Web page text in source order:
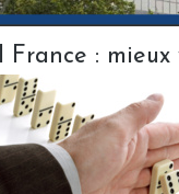
France :